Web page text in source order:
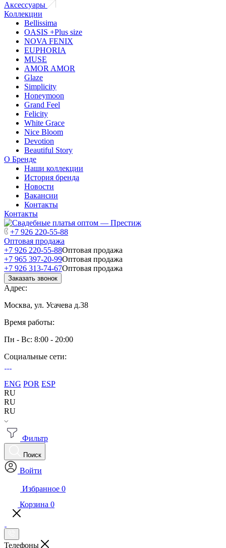
Аксессуары
Коллекции
Bellissima
OASIS +Plus size
NOVA FENIX
EUPHORIA
MUSE
AMOR AMOR
Glaze
Simplicity
Honeymoon
Grand Feel
Felicity
White Grace
Nice Bloom
Devotion
Beautiful Story
О Бренде
Наши коллекции
История бренда
Новости
Вакансии
Контакты
Контакты
+7 926 220-55-88
Оптовая продажа
+7 926 220-55-88Оптовая продажа
+7 965 397-20-99Оптовая продажа
+7 926 313-74-67Оптовая продажа
Заказать звонок
Адрес:
Москва, ул. Усачева д.38
Время работы:
Пн - Вс: 8:00 - 20:00
Социальные сети:
ENG POR ESP
RU
RU
RU
Фильтр
Поиск
Войти
Избранное 0
Корзина 0
Телефоны